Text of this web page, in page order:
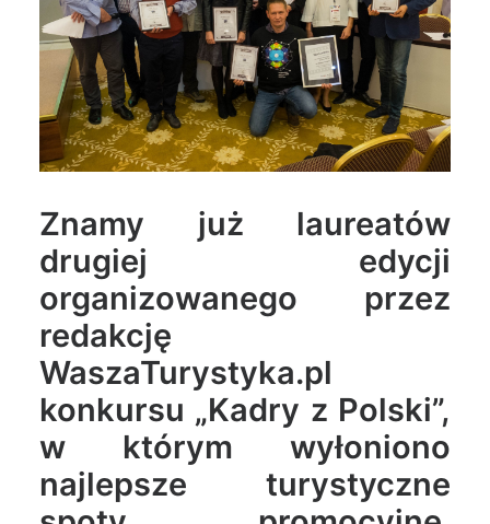
Wyszukiwanie
Znamy już laureatów
drugiej edycji
organizowanego przez
redakcję
WaszaTurystyka.pl
konkursu „Kadry z Polski”,
w którym wyłoniono
najlepsze turystyczne